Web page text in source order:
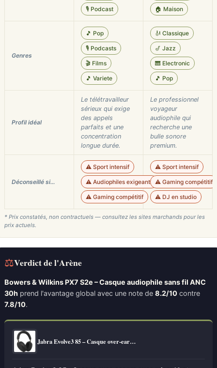
🎙️ Podcast 🏠 Maison
Genres
🎵 Pop
🎙️ Podcasts
🎬 Films
🎵 Variete
🎻 Classique
🎷 Jazz
🎹 Electronic
🎵 Pop
Profil idéal
Le télétravailleur
sérieux qui exige
des appels
parfaits et une
concentration
longue durée.
Le professionnel
voyageur
audiophile qui
recherche une
bulle sonore
premium.
Déconseillé si…
⚠️ Sport intensif
⚠️ Audiophiles exigeants
⚠️ Gaming compétitif
⚠️ Sport intensif
⚠️ Gaming compétitif
⚠️ DJ en studio
* Prix constatés, non contractuels — consultez les sites marchands pour les
prix actuels.
⚖Verdict de l'Arène
Bowers & Wilkins PX7 S2e – Casque audiophile sans fil ANC
30h prend l'avantage global avec une note de 8.2/10 contre
7.8/10.
Jabra Evolve3 85 – Casque over-ear…